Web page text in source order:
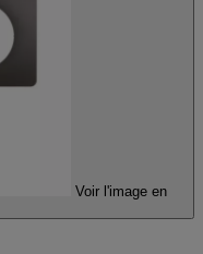
Voir l'image en